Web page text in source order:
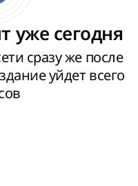
уже сегодня
сразу же после
уйдет всего